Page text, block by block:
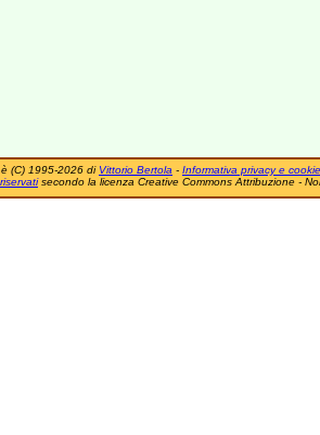
(C) 1995-2026 di Vittorio Bertola - Informativa privacy e cookie
secondo la licenza Creative Commons Attribuzione -